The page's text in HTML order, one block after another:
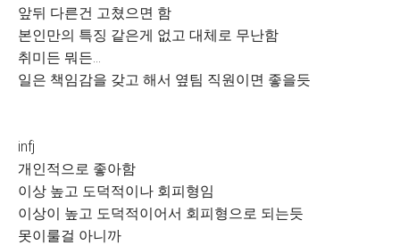
앞뒤 다른건 고쳤으면 함
본인만의 특징 같은게 없고 대체로 무난함
취미든 뭐든...
일은 책임감을 갖고 해서 옆팀 직원이면 좋을듯
infj
개인적으로 좋아함
이상 높고 도덕적이나 회피형임
이상이 높고 도덕적이어서 회피형으로 되는듯
못이룰걸 아니까